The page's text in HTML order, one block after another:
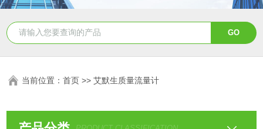
当前位置：首页 >>艾默生质量流量计